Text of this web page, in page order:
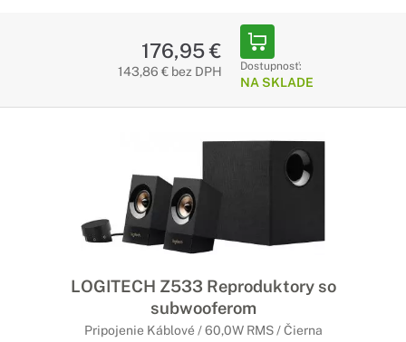
176,95 €
143,86 € bez DPH Dostupnosť:
NA SKLADE
LOGITECH Z533 Reproduktory so
subwooferom
Pripojenie Káblové / 60,0W RMS / Čierna